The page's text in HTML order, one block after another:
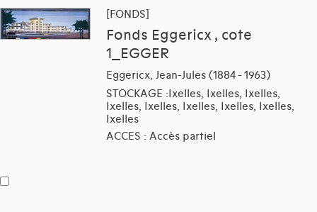
[FONDS]
Fonds Eggericx , cote
1_EGGER
Eggericx, Jean-Jules (1884 - 1963)
STOCKAGE :Ixelles, Ixelles, Ixelles,
Ixelles, Ixelles, Ixelles, Ixelles, Ixelles,
Ixelles
ACCES : Accès partiel